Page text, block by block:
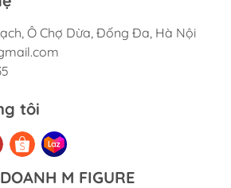
(EveryDay)
#mo_hinh_figure
#ichika #nakano
Ô Chợ Dừa, Đống Đa, Hà Nội
tôi
M FIGURE